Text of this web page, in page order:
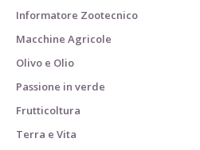
Informatore Zootecnico
Macchine Agricole
Olivo e Olio
Passione in verde
Frutticoltura
Terra e Vita